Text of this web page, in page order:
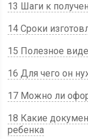
13 Шаги к
14 Сроки
15 Полезное
16 Для чего он
17 Можно ли
18 Какие
ребенка